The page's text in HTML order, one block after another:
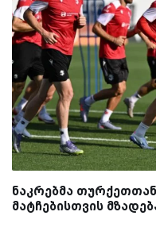
ნაკრებმა
მატჩებისთვის